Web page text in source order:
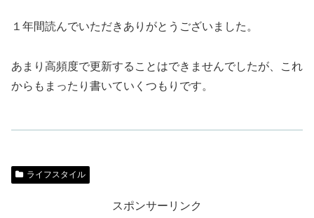
１年間読んでいただきありがとうございました。
あまり高頻度で更新することはできませんでしたが、これ
からもまったり書いていくつもりです。
ライフスタイル
スポンサーリンク